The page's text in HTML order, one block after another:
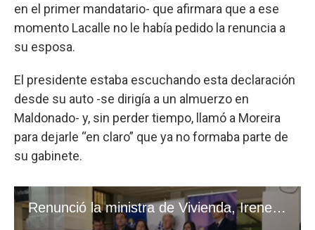
en el primer mandatario- que afirmara que a ese
momento Lacalle no le había pedido la renuncia a
su esposa.
El presidente estaba escuchando esta declaración
desde su auto -se dirigía a un almuerzo en
Maldonado- y, sin perder tiempo, llamó a Moreira
para dejarle “en claro” que ya no formaba parte de
su gabinete.